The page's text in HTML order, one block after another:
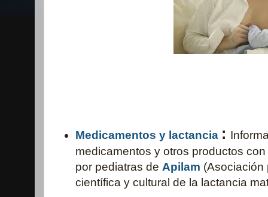
Medicamentos y lactancia :
medicamentos y otros productos
por pediatras de Apilam (Asociación
científica y cultural de la lactancia